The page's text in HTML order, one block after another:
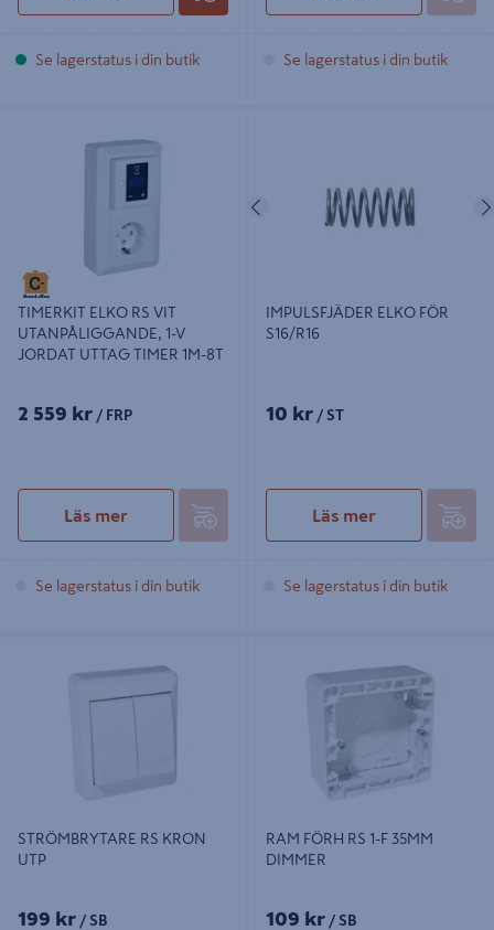
Se lagerstatus i din butik Se lagerstatus i din butik
UTANPÅLIGGANDE, 1-V JORDAT
UTTAG TIMER 1M-8T
TIMERKIT ELKO RS VIT
UTANPÅLIGGANDE, 1-V
JORDAT UTTAG TIMER 1M-8T
2 559 kr / FRP
Läs mer
Se lagerstatus i din butik
Föregående
IMPULSFJÄDER ELKO FÖR
S16/R16
10 kr / ST
Läs mer
Se lagerstatus i din butik
STRÖMBRYTARE RS KRON
UTP
199 kr / SB
RAM FÖRH RS 1-F 35MM
DIMMER
109 kr / SB